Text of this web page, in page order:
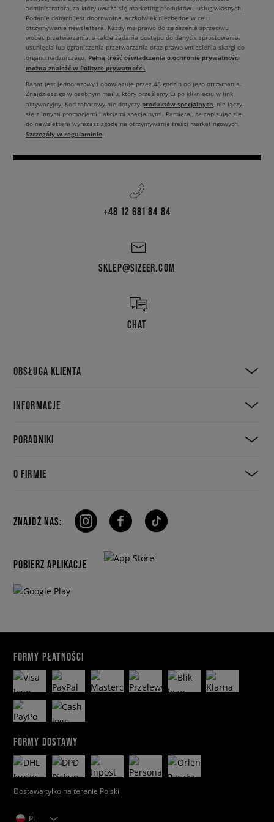
administratora, za który uważa się marketing produktów i usług własnych.
Podanie danych jest dobrowolne, aczkolwiek niezbędne w celu
otrzymywania newslettera. Każdy ma prawo do zgłoszenia sprzeciwu
wobec przetwarzania, a także żądania dostępu do danych, sprostowania,
usunięcia lub ograniczenia przetwarzania oraz prawo wniesienia skargi do
organu nadzorczego. Pełną treść oświadczenia o ochronie prywatności
można znaleźć w Polityce prywatności.
Rabat jest jednorazowy i obowiązuje przez 48 godzin od jego otrzymania.
Znajdziesz go w osobnym mailu, który prześlemy Ci po kliknięciu w link
aktywacyjny. Kod rabatowy nie dotyczy produktów specjalnych, nie łączy
się z innymi promocjami i akcjami specjalnymi. Pamiętaj, że zapisując się
do newslettera wyrażasz zgodę na otrzymywanie treści marketingowych.
Szczegóły w regulaminie.
+48 12 681 84 84
SKLEP@SIZEER.COM
CHAT
OBSŁUGA KLIENTA
INFORMACJE
PORADNIKI
O FIRMIE
ZNAJDŹ NAS:
POBIERZ APLIKACJE
FORMY PŁATNOŚCI
FORMY DOSTAWY
Dostawa tylko na terenie Polski
PL